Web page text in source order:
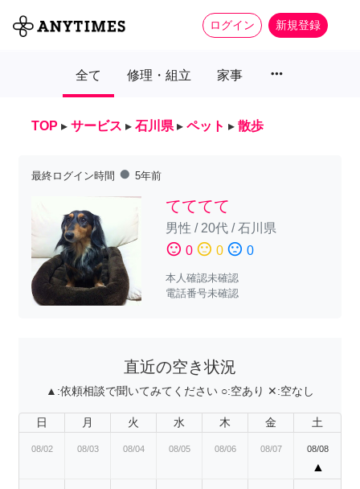
ログイン 新規登録
全て 修理・組立 家事 more_horiz
TOP ▸ サービス ▸ 石川県 ▸ ペット ▸ 散歩
最終ログイン時間 fiber_manual_record 5年前
てててて
男性 / 20代/石川県
sentiment_satisfied 0 sentiment_neutral 0 sentiment_dissatisfied 0
本人確認未確認
電話番号未確認
直近の空き状況
▲:依頼相談で聞いてみてください ○:空あり ✕:空なし
日 月 火 水 木 金 土
08/02 08/03 08/04 08/05 08/06 08/07 08/08
▲